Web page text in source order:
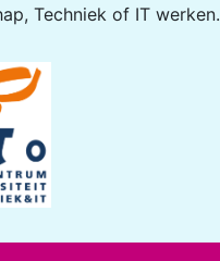
Techniek of IT werken.